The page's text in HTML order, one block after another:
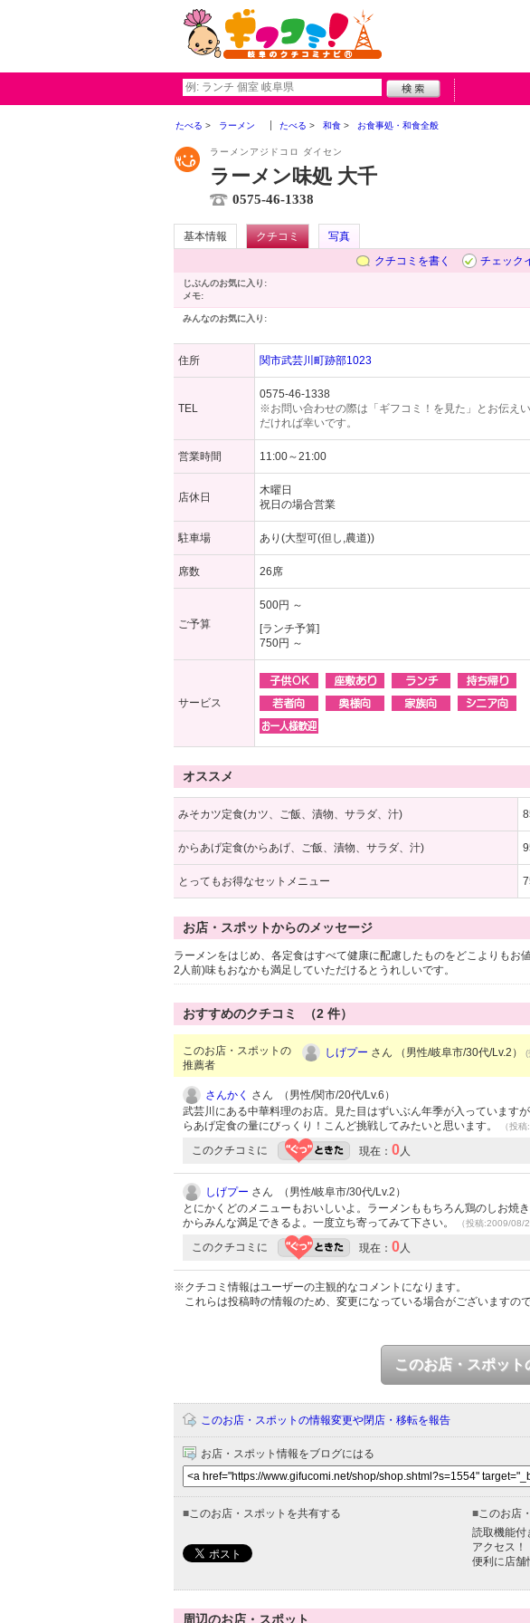
たべる ラーメン たべる 和食 お食事処・和食全般
ラーメンアジドコロ ダイセン
ラーメン味処 大千
0575-46-1338
基本情報 クチコミ
写真
クチコミを書く
チェック
じぶんのお気に入り:
メモ:
みんなのお気に入り:
住所 関市武芸川町跡部1023
TEL
0575-46-1338
※お問い合わせの際は「ギフコミ！を見た」とお伝え
だければ幸いです。
営業時間 11:00～21:00
店休日
木曜日
祝日の場合営業
駐車場 あり(大型可(但し,農道))
席数 26席
ご予算
500円 ～
[ランチ予算]
750円 ～
サービス
オススメ
みそカツ定食(カツ、ご飯、漬物、サラダ、汁)
からあげ定食(からあげ、ご飯、漬物、サラダ、汁)
とってもお得なセットメニュー
お店・スポットからのメッセージ
ラーメンをはじめ、各定食はすべて健康に配慮したものをどこよりも
2人前)味もおなかも満足していただけるとうれしいです。
おすすめのクチコミ （2 件）
このお店・スポットの
推薦者
しげプー さん （男性/岐阜市/30代/Lv.2） (
さんかく さん （男性/関市/20代/Lv.6）
武芸川にある中華料理のお店。見た目はずいぶん年季が入っています
らあげ定食の量にびっくり！こんど挑戦してみたいと思います。
（投
このクチコミに 現在： 0人
しげプー さん （男性/岐阜市/30代/Lv.2）
とにかくどのメニューもおいしいよ。ラーメンももちろん鶏のしお焼
からみんな満足できるよ。一度立ち寄ってみて下さい。
（投稿:2009/
このクチコミに 現在： 0人
※クチコミ情報はユーザーの主観的なコメントになります。
これらは投稿時の情報のため、変更になっている場合がございますの
このお店・スポット
このお店・スポットの情報変更や閉店・移転を報告
お店・スポット情報をブログにはる
■このお店・スポットを共有する ■このお店
読取機能付
アクセス！
便利に店舗
周辺のお店・スポット